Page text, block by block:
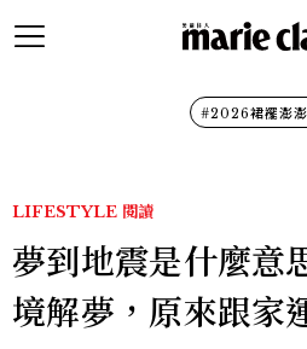
#2026裙襬澎
LIFESTYLE 閱讀
夢到地震是什麼意
境解夢，原來跟家